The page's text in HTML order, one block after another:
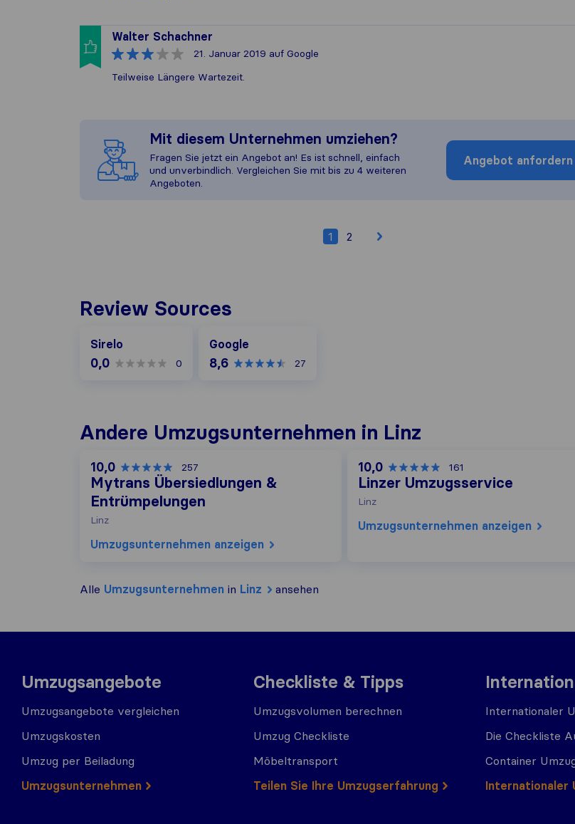
Walter Schachner
21. Januar 2019 auf Google
Teilweise Längere Wartezeit.
Mit diesem Unternehmen umziehen?
Fragen Sie jetzt ein Angebot an! Es ist schnell, einfach
und unverbindlich. Vergleichen Sie mit bis zu 4 weiteren
Angeboten.
Angebot anfordern
1 2
Review Sources
Sirelo
0,0 0
Google
8,6 27
Andere Umzugs​unternehmen in Linz
10,0 257
Mytrans Übersiedlungen &
Entrümpelungen
Linz
Umzugs​unternehmen anzeigen
10,0 161
Linzer Umzugsservice
Linz
Umzugs​unternehmen anzeigen
Alle Umzugs​unternehmen in Linz ansehen
Umzugsangebote
Umzugsangebote vergleichen
Umzugskosten
Umzug per Beiladung
Umzugs​​unternehmen
Checkliste & Tipps
Umzugsvolumen berechnen
Umzug Checkliste
Möbeltransport
Teilen Sie Ihre Umzugserfahrung
Internationaler
Die Checkliste
Container
Internationaler